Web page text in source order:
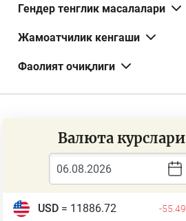
Гендер тенглик масалалари
Жамоатчилик кенгаши
Фаолият очиқлиги
Валюта курслари
USD= 11886.72 -55.49